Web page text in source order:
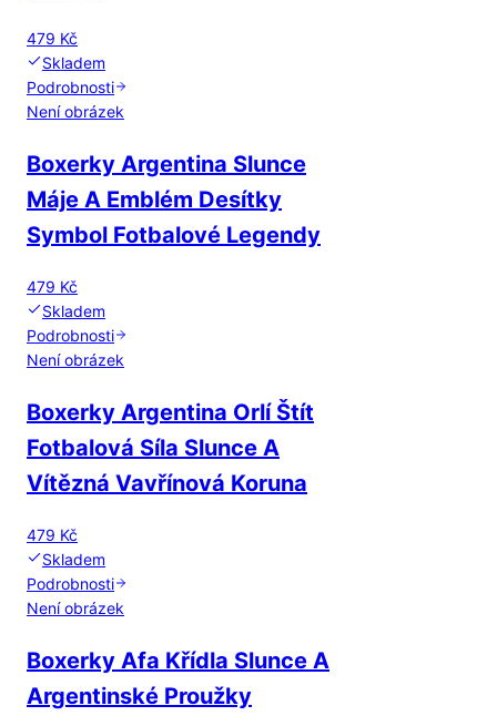
479 Kč
Skladem
Podrobnosti
Není obrázek
Boxerky Argentina Slunce
Máje A Emblém Desítky
Symbol Fotbalové Legendy
479 Kč
Skladem
Podrobnosti
Není obrázek
Boxerky Argentina Orlí Štít
Fotbalová Síla Slunce A
Vítězná Vavřínová Koruna
479 Kč
Skladem
Podrobnosti
Není obrázek
Boxerky Afa Křídla Slunce A
Argentinské Proužky